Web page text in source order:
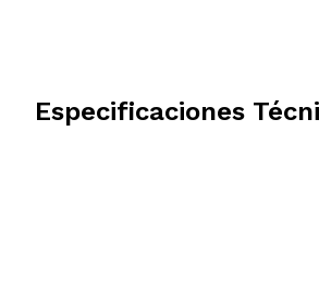
Especificaciones